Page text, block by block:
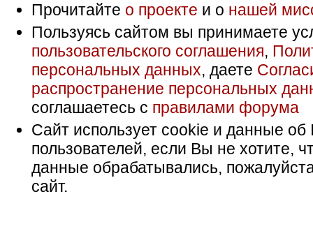
Прочитайте о проекте и о нашей
Пользуясь сайтом вы принимаете
пользовательского соглашения,
персональных данных, даете
распространение персональных
соглашаетесь с правилами форума
Сайт использует cookie и данные об
пользователей, если Вы не хотите,
данные обрабатывались,
сайт.